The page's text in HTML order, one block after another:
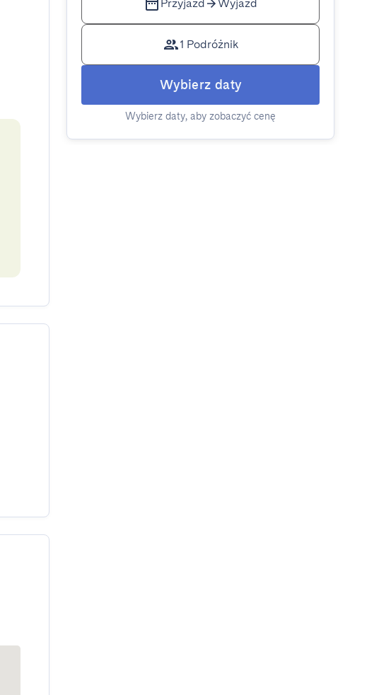
Przyjazd Wyjazd
1 Podróżnik
Wybierz daty
Wybierz daty, aby zobaczyć cenę